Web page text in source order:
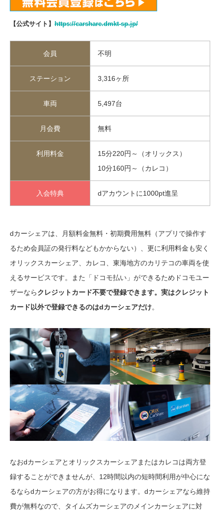
【公式サイト】 https://carshare.dmkt-sp.jp/
会員 不明
ステーション 3,316ヶ所
車両 5,497台
月会費 無料
利用料金
15分220円～（オリックス）
10分160円～（カレコ）
入会特典 dアカウントに1000pt進呈
dカーシェアは、月額料金無料・初期費用無料（アプリで操作す
るため会員証の発行料などもかからない）、更に利用料金も安く
オリックスカーシェア、カレコ、東海地方のカリテコの車両を使
えるサービスです。また「ドコモ払い」ができるためドコモユー
ザーならクレジットカード不要で登録できます。実はクレジット
カード以外で登録できるのはdカーシェアだけ。
なおdカーシェアとオリックスカーシェアまたはカレコは両方登
録することができませんが、12時間以内の短時間利用が中心にな
るならdカーシェアの方がお得になります。dカーシェアなら維持
費が無料なので、タイムズカーシェアのメインカーシェアに対